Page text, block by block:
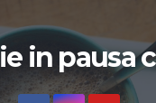
in pausa